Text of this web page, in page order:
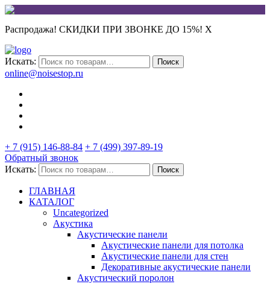
Распродажа! СКИДКИ ПРИ ЗВОНКЕ ДО 15%! X
Искать: Поиск
online@noisestop.ru
+ 7 (915) 146-88-84 + 7 (499) 397-89-19
Обратный звонок
Искать:
Поиск
ГЛАВНАЯ
КАТАЛОГ
Uncategorized
Акустика
Акустические панели
Акустические панели для потолка
Акустические панели для стен
Декоративные акустические панели
Акустический поролон